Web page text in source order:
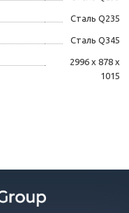
Сталь Q235
Сталь Q345
2996 x 878 x
1015